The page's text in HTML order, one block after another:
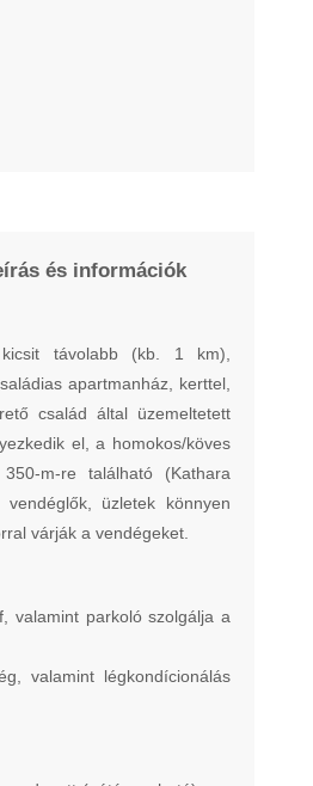
és információk
távolabb (kb. 1 km),
apartmanház, kerttel,
család által üzemeltetett
el, a homokos/köves
m-re található (Kathara
üzletek könnyen
várják a vendégeket.
valamint parkoló szolgálja a
valamint légkondícionálás